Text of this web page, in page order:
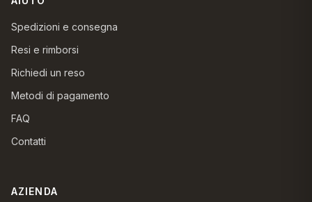
Spedizioni e consegna
Resi e rimborsi
Richiedi un reso
Metodi di pagamento
FAQ
Contatti
AZIENDA